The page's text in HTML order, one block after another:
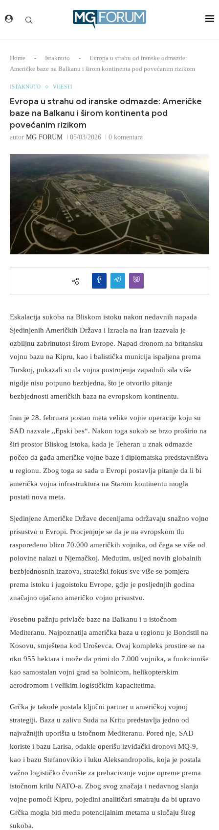
Home - Istaknuto -
Evropa u strahu od iranske odmazde:
Američke baze na Balkanu i širom kontinenta pod povećanim rizikom
ISTAKNUTO VIJESTI
Evropa u strahu od iranske odmazde: Američke
baze na Balkanu i širom kontinenta pod
povećanim rizikom
autor MG FORUM 05/03/2026 0 komentara
Eskalacija sukoba na Bliskom istoku nakon nedavnih napada
Sjedinjenih Američkih Država i Izraela na Iran izazvala je
ozbiljnu zabrinutost širom Evrope. Napad dronom na britansku
vojnu bazu na Kipru, kao i balistička municija ispaljena prema
Turskoj, pokazali su da vojna postrojenja zapadnih sila više
nigdje nisu potpuno bezbjedna, što je otvorilo pitanje
bezbjednosti američkih baza na evropskom kontinentu.
Iran je 28. februara postao meta velike vojne operacije koju su
SAD nazvale „Epski bes“. Nakon toga sukob se brzo proširio na
širi prostor Bliskog istoka, kada je Teheran u znak odmazde
počeo da gađa američke vojne baze i diplomatska predstavništva
u regionu. Zbog toga se sada u Evropi postavlja pitanje da li bi
američka vojna infrastruktura na Starom kontinentu mogla
postati nova meta.
Sjedinjene Američke Države decenijama održavaju snažno vojno
prisustvo u Evropi. Procjenjuje se da je na evropskom tlu
raspoređeno blizu 70.000 američkih vojnika, od čega se više od
polovine nalazi u Njemačkoj. Međutim, usljed novih globalnih
bezbjednosnih izazova, strateški fokus sve više se pomjera
prema istoku i jugoistoku Evrope, gdje je posljednjih godina
značajno ojačano američko vojno prisustvo.
Posebnu pažnju privlače baze na Balkanu i u istočnom
Mediteranu. Najpoznatija američka baza u regionu je Bondstil na
Kosovu, smještena kod Uroševca. Ovaj kompleks prostire se na
oko 955 hektara i može da primi do 7.000 vojnika, a funkcioniše
kao samostalan vojni grad sa bolnicom, helikopterskim
aerodromom i velikim logističkim kapacitetima.
Grčka je takođe postala ključni partner u američkoj vojnoj
strategiji. Baza u zalivu Suda na Kritu predstavlja jedno od
najvažnijih uporišta u istočnom Mediteranu. Pored nje, SAD
koriste i bazu Larisa, odakle operišu izviđački dronovi MQ-9,
kao i bazu Stefanovikio i luku Aleksandropolis, koja je postala
važno logističko čvorište za prebacivanje vojne opreme prema
istočnom krilu NATO-a. Zbog svog značaja i nedavnog slanja
vojne pomoći Kipru, pojedini analitičari smatraju da bi upravo
Grčka mogla biti među potencijalnim metama u slučaju šireg
sukoba.